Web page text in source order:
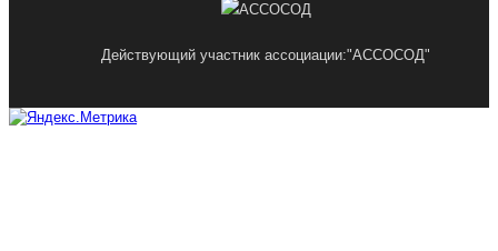
Действующий участник ассоциации:"АССОСОД"